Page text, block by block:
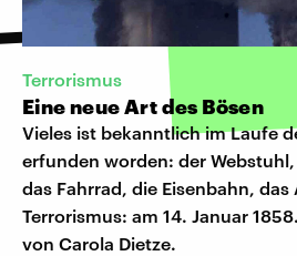
Terrorismus
Eine neue Art des Bösen
Vieles ist bekanntlich im Laufe
erfunden worden: der
das Fahrrad, die Eisenbahn,
Terrorismus: am 14. Januar
von Carola Dietze.